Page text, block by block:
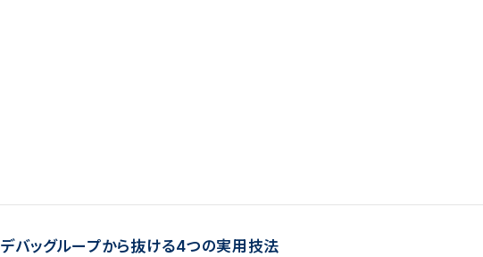
デバッグループから抜ける4つの実用技法